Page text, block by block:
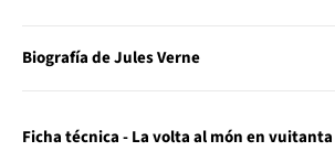
Biografía de Jules Verne
Ficha técnica - La volta al món en